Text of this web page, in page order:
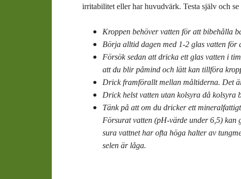
irritabilitet eller har huvudvärk. Testa själv och
Kroppen behöver vatten för att bibehålla
Börja alltid dagen med 1-2 glas vatten för
Försök sedan att dricka ett glas vatten i
att du blir påmind och lätt kan tillföra
Drick framförallt mellan måltiderna. Det
Drick helst vatten utan kolsyra då
Tänk på att om du dricker ett
Försurat vatten (pH-värde under 6,5)
sura vattnet har ofta höga halter av
selen är låga.